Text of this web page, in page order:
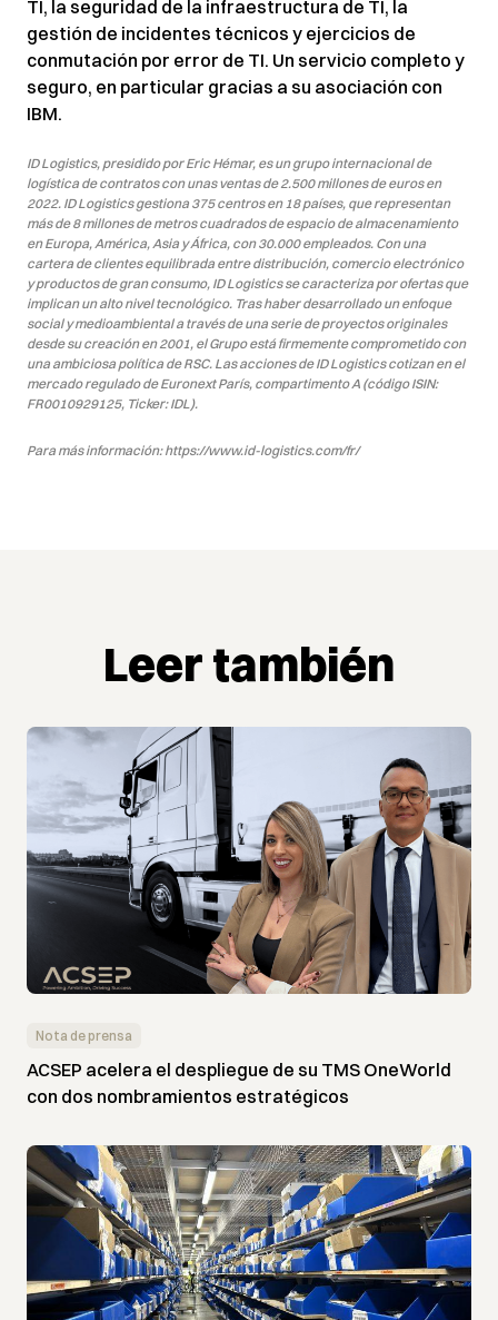
TI, la seguridad de la infraestructura de TI, la
gestión de incidentes técnicos y ejercicios de
conmutación por error de TI. Un servicio completo y
seguro, en particular gracias a su asociación con
IBM.
ID Logistics, presidido por Eric Hémar, es un grupo internacional de
logística de contratos con unas ventas de 2.500 millones de euros en
2022. ID Logistics gestiona 375 centros en 18 países, que representan
más de 8 millones de metros cuadrados de espacio de almacenamiento
en Europa, América, Asia y África, con 30.000 empleados. Con una
cartera de clientes equilibrada entre distribución, comercio electrónico
y productos de gran consumo, ID Logistics se caracteriza por ofertas que
implican un alto nivel tecnológico. Tras haber desarrollado un enfoque
social y medioambiental a través de una serie de proyectos originales
desde su creación en 2001, el Grupo está firmemente comprometido con
una ambiciosa política de RSC. Las acciones de ID Logistics cotizan en el
mercado regulado de Euronext París, compartimento A (código ISIN:
FR0010929125, Ticker: IDL).
Para más información: https://www.id-logistics.com/fr/
Leer también
Nota de prensa
ACSEP acelera el despliegue de su TMS OneWorld
con dos nombramientos estratégicos